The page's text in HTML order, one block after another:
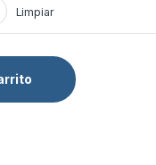
Limpiar